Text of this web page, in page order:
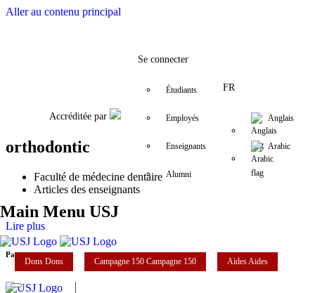
Aller au contenu principal
FacebookTwitter
Accréditée par
Se connecter
Étudiants
Employés
Enseignants
Alumni
FR
Anglais
Arabic
Main Menu USJ
Dons Dons Campagne 150 Campagne 150 AidesAides
orthodontic
Faculté de médecine dentaire
Articles des enseignants
Lire plus
Partager